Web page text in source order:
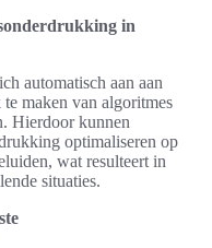
in
automatisch aan aan
maken van algoritmes
Hierdoor kunnen
optimaliseren op
wat resulteert in
situaties.